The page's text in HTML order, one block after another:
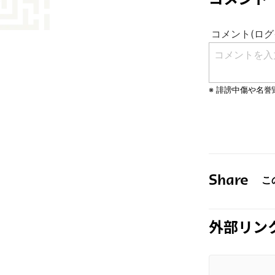
Share
外部リン